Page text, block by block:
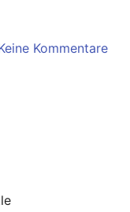
Kommentare